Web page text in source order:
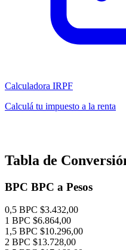
Calculadora IRPF
Calculá tu impuesto a la renta
Tabla de
BPC BPC a Pesos
0,5 BPC $3.432,00
1 BPC $6.864,00
1,5 BPC $10.296,00
2 BPC $13.728,00